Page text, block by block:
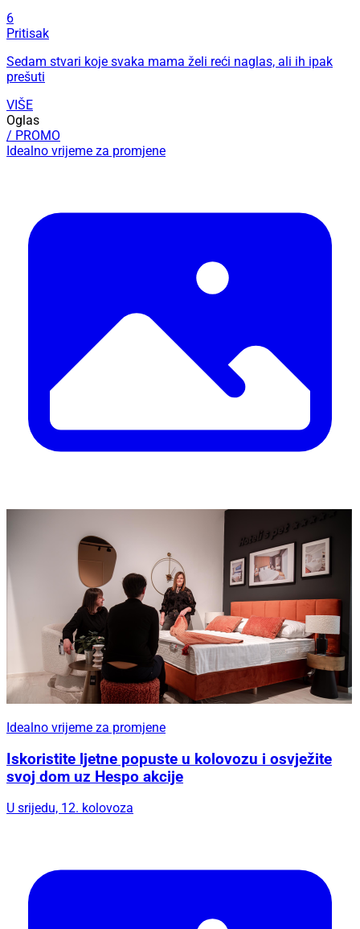
6
Pritisak
Sedam stvari koje svaka mama želi reći naglas, ali ih ipak
prešuti
VIŠE
Oglas
/ PROMO
Idealno vrijeme za promjene
Idealno vrijeme za promjene
Iskoristite ljetne popuste u kolovozu i osvježite
svoj dom uz Hespo akcije
U srijedu, 12. kolovoza